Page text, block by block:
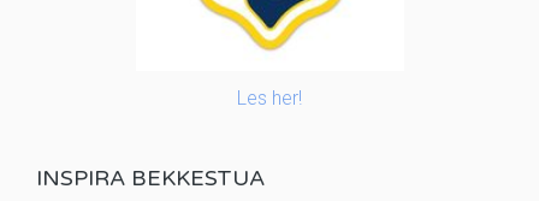
Les her!
INSPIRA BEKKESTUA